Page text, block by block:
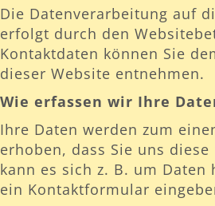
Die Datenverarbeitung auf
erfolgt durch den
Kontaktdaten können Sie
dieser Website entnehmen.
Wie erfassen wir Ihre
Ihre Daten werden zum
erhoben, dass Sie uns
kann es sich z. B. um Daten
ein Kontaktformular